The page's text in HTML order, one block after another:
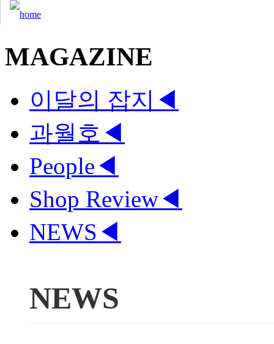
MAGAZINE
이달의 잡지 ◀
과월호 ◀
People◀
Shop Review◀
NEWS ◀
NEWS